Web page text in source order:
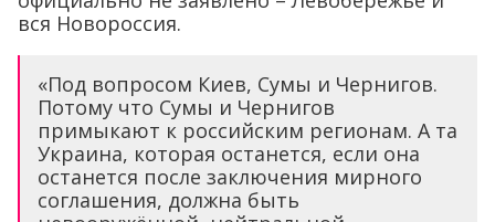
вся Новороссия.
«Под вопросом Киев, Сумы и Чернигов.
Потому что Сумы и Чернигов
примыкают к российским регионам. А та
Украина, которая останется, если она
останется после заключения мирного
соглашения, должна быть